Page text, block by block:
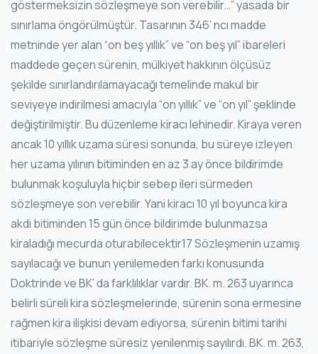
göstermeksizin sözleşmeye son verebilir…” yasada bir
sınırlama öngörülmüştür. Tasarının 346’ ncı madde
metninde yer alan “on beş yıllık” ve “on beş yıl” ibareleri
maddede geçen sürenin, mülkiyet hakkının ölçüsüz
şekilde sınırlandırılamayacağı temelinde makul bir
seviyeye indirilmesi amacıyla “on yıllık” ve “on yıl” şeklinde
değiştirilmiştir. Bu düzenleme kiracı lehinedir. Kiraya veren
ancak 10 yıllık uzama süresi sonunda, bu süreye izleyen
her uzama yılının bitiminden en az 3 ay önce bildirimde
bulunmak koşuluyla hiçbir sebep ileri sürmeden
sözleşmeye son verebilir. Yani kiracı 10 yıl boyunca kira
akdi bitiminden 15 gün önce bildirimde bulunmazsa
kiraladığı mecurda oturabilecektir17 Sözleşmenin uzamış
sayılacağı ve bunun yenilemeden farkı konusunda
Doktrinde ve BK’ da farklılıklar vardır. BK. m. 263 uyarınca
belirli süreli kira sözleşmelerinde, sürenin sona ermesine
rağmen kira ilişkisi devam ediyorsa, sürenin bitimi tarihi
itibariyle sözleşme süresiz yenilenmiş sayılırdı. BK. m. 263,